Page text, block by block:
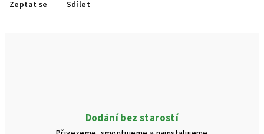
Zeptat se Sdílet
Dodání bez starostí